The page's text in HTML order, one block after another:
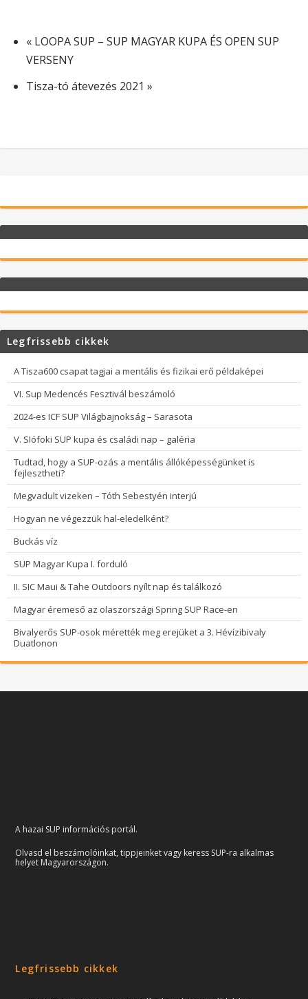
« LOOPA SUP – SUP MAGYAR KUPA ÉS OPEN SUP
VERSENY
Tisza-tó átevezés 2021»
Legfrissebb cikkek
A Tisza600 csapat tagjai a mentális és fizikai erő példaképei
VI. Sup Medencés Fesztivál beszámoló
2024-es ICF SUP Világbajnokság – Sarasota
V. SIófoki SUP kupa és családi nap – galéria
Tudtad, hogy a SUP-ozás a mentális állóképességünket is
fejlesztheti?
Megvadult vizeken – Tóth Sebestyén interjú
Hogyan ne végezzük hal-eledelként?
Buckás víz
SUP Magyar Kupa I. forduló
II. SIC Maui & Tahe Outdoors nyílt nap és találkozó
Magyar éremeső az olaszországi Spring SUP Race-en
Bivalyerős SUP-osok mérették meg erejüket a 3. Hévízibivaly
Duatlonon
A hazai SUP információs portál.
Olvasd el beszámolóinkat, tippjeinket vagy keress SUP-ra alkalmas
helyet Magyarországon.
Legfrissebb cikkek